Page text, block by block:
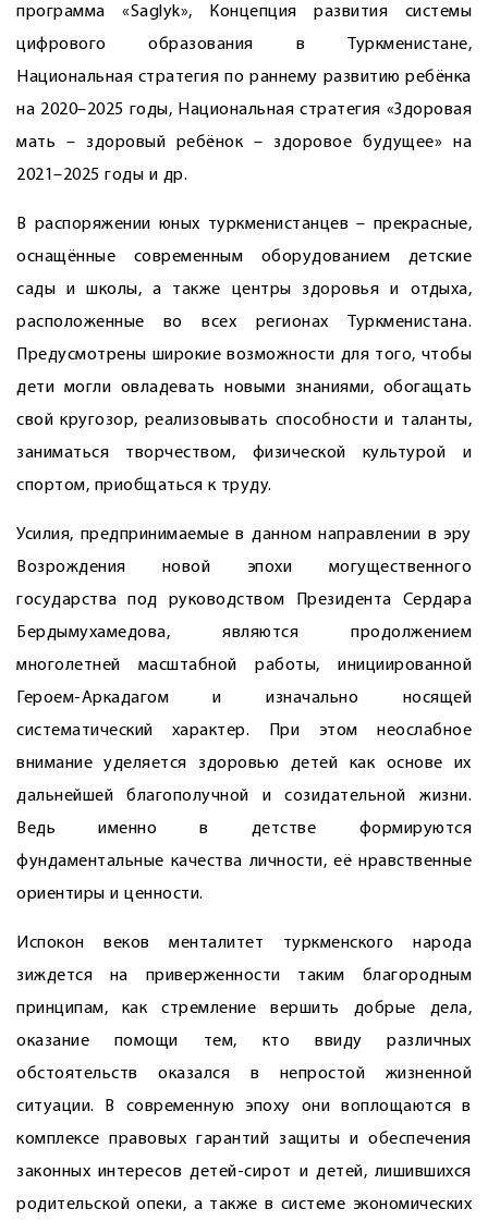
программа «Saglyk», Концепция развития системы
цифрового образования в Туркменистане,
Национальная стратегия по раннему развитию ребёнка
на 2020–2025 годы, Национальная стратегия «Здоровая
мать – здоровый ребёнок – здоровое будущее» на
2021–2025 годы и др.
В распоряжении юных туркменистанцев – прекрасные,
оснащённые современным оборудованием детские
сады и школы, а также центры здоровья и отдыха,
расположенные во всех регионах Туркменистана.
Предусмотрены широкие возможности для того, чтобы
дети могли овладевать новыми знаниями, обогащать
свой кругозор, реализовывать способности и таланты,
заниматься творчеством, физической культурой и
спортом, приобщаться к труду.
Усилия, предпринимаемые в данном направлении в эру
Возрождения новой эпохи могущественного
государства под руководством Президента Сердара
Бердымухамедова, являются продолжением
многолетней масштабной работы, инициированной
Героем-­Аркадагом и изначально носящей
систематический характер. При этом неослабное
внимание уделяется здоровью детей как основе их
дальнейшей благополучной и созидательной жизни.
Ведь именно в детстве формируются
фундаментальные качества личности, её нравственные
ориентиры и ценности.
Испокон веков менталитет туркменского народа
зиждется на приверженности таким благородным
принципам, как стремление вершить добрые дела,
оказание помощи тем, кто ввиду различных
обстоятельств оказался в непростой жизненной
ситуации. В современную эпоху они воплощаются в
комплексе правовых гарантий защиты и обеспечения
законных интересов детей-сирот и детей, лишившихся
родительской опеки, а также в системе экономических